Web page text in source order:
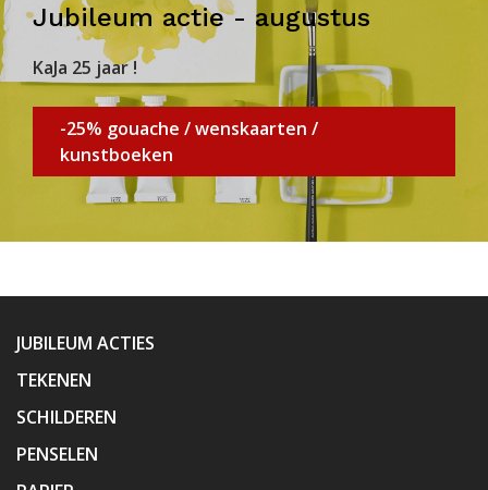
Jubileum actie - augustus
KaJa 25 jaar !
-25% gouache / wenskaarten /
kunstboeken
JUBILEUM ACTIES
TEKENEN
SCHILDEREN
PENSELEN